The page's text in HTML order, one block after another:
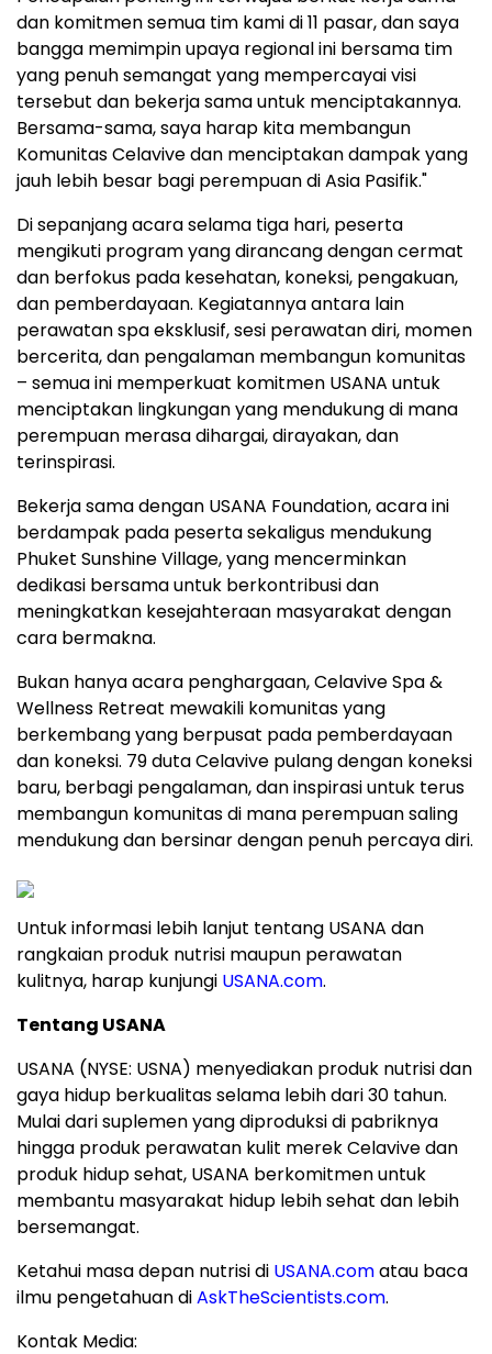
dan komitmen semua tim kami di 11 pasar, dan saya
bangga memimpin upaya regional ini bersama tim
yang penuh semangat yang mempercayai visi
tersebut dan bekerja sama untuk menciptakannya.
Bersama-sama, saya harap kita membangun
Komunitas Celavive dan menciptakan dampak yang
jauh lebih besar bagi perempuan di Asia Pasifik."
Di sepanjang acara selama tiga hari, peserta
mengikuti program yang dirancang dengan cermat
dan berfokus pada kesehatan, koneksi, pengakuan,
dan pemberdayaan. Kegiatannya antara lain
perawatan spa eksklusif, sesi perawatan diri, momen
bercerita, dan pengalaman membangun komunitas
– semua ini memperkuat komitmen USANA untuk
menciptakan lingkungan yang mendukung di mana
perempuan merasa dihargai, dirayakan, dan
terinspirasi.
Bekerja sama dengan USANA Foundation, acara ini
berdampak pada peserta sekaligus mendukung
Phuket Sunshine Village, yang mencerminkan
dedikasi bersama untuk berkontribusi dan
meningkatkan kesejahteraan masyarakat dengan
cara bermakna.
Bukan hanya acara penghargaan, Celavive Spa &
Wellness Retreat mewakili komunitas yang
berkembang yang berpusat pada pemberdayaan
dan koneksi. 79 duta Celavive pulang dengan koneksi
baru, berbagi pengalaman, dan inspirasi untuk terus
membangun komunitas di mana perempuan saling
mendukung dan bersinar dengan penuh percaya diri.
Untuk informasi lebih lanjut tentang USANA dan
rangkaian produk nutrisi maupun perawatan
kulitnya, harap kunjungi USANA.com.
Tentang USANA
USANA (NYSE: USNA) menyediakan produk nutrisi dan
gaya hidup berkualitas selama lebih dari 30 tahun.
Mulai dari suplemen yang diproduksi di pabriknya
hingga produk perawatan kulit merek Celavive dan
produk hidup sehat, USANA berkomitmen untuk
membantu masyarakat hidup lebih sehat dan lebih
bersemangat.
Ketahui masa depan nutrisi di USANA.comatau baca
ilmu pengetahuan diAskTheScientists.com.
Kontak Media: